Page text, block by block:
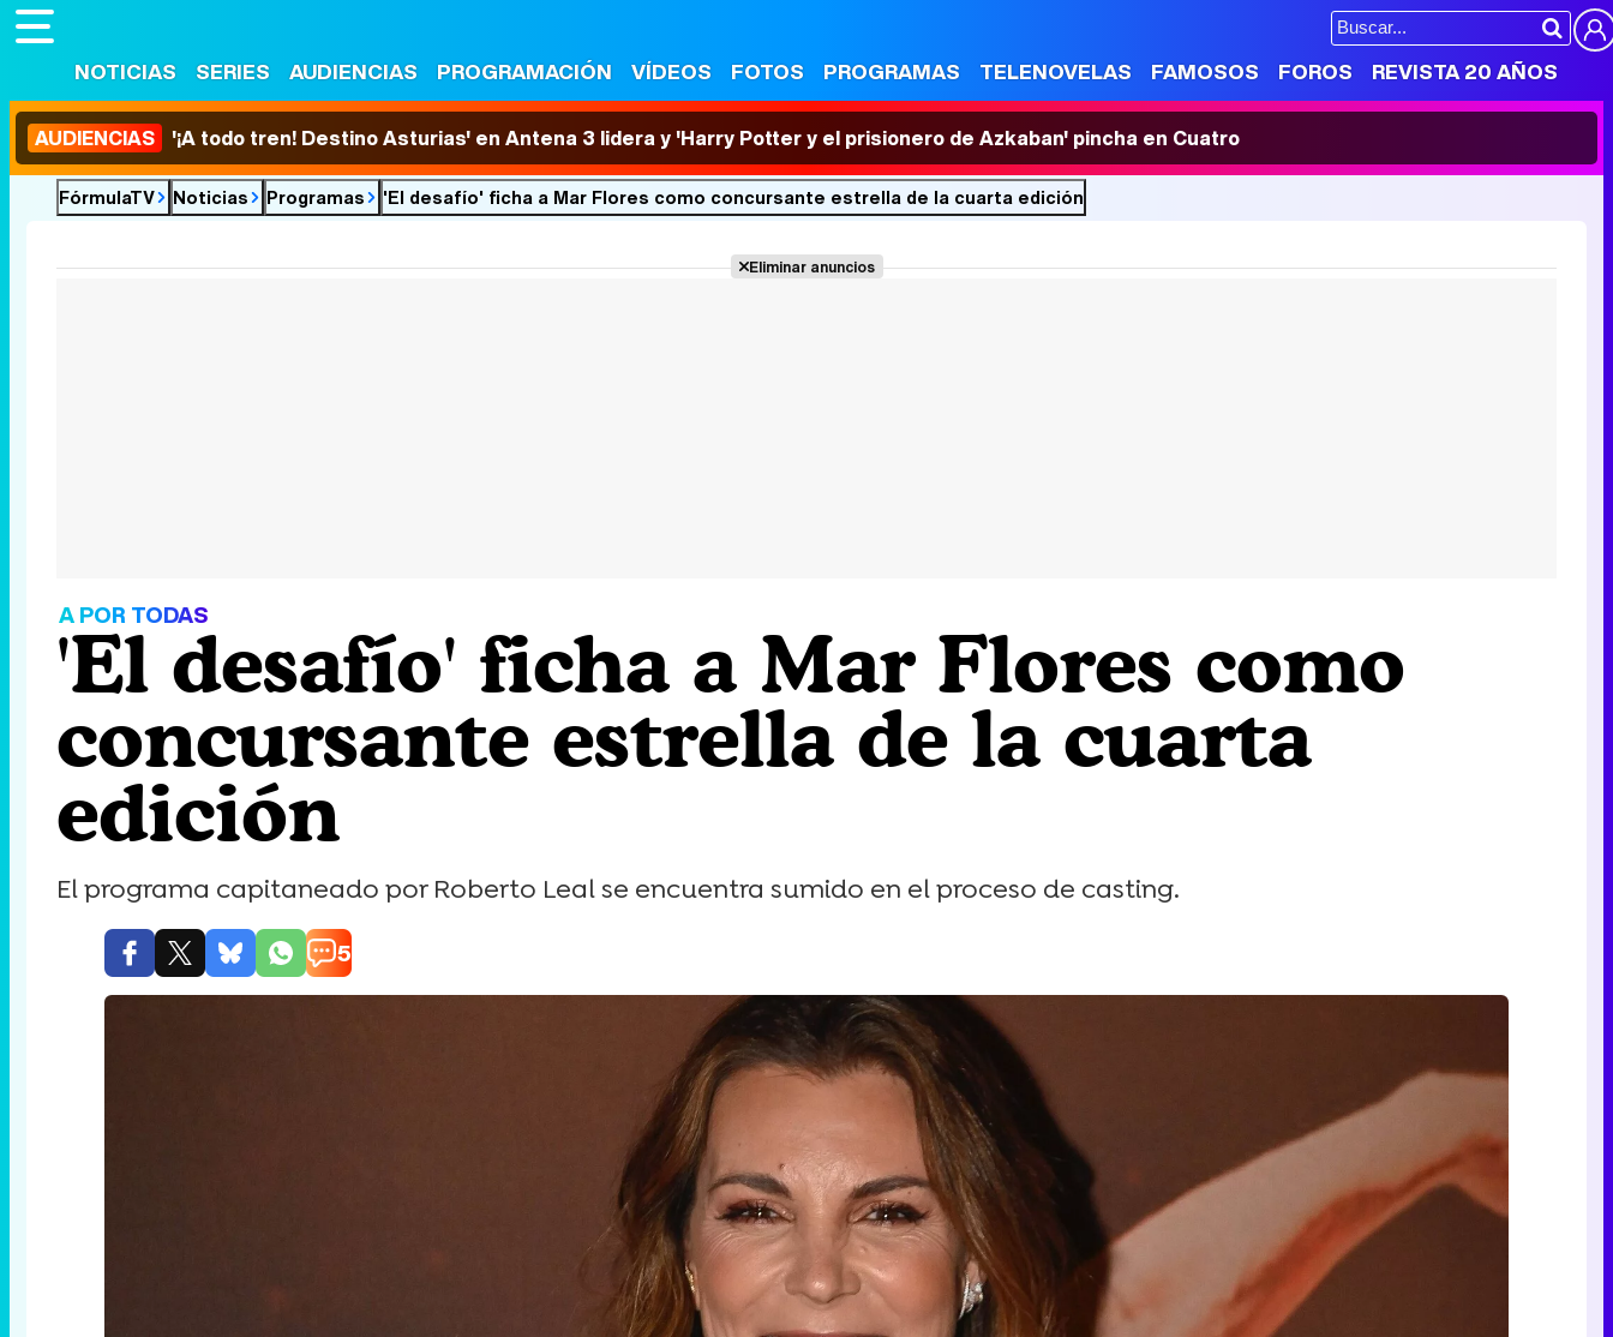
NOTICIAS SERIES AUDIENCIAS PROGRAMACIÓN VÍDEOS FOTOS PROGRAMAS TELENOVELAS FAMOSOS FOROS REVISTA 20 AÑOS
AUDIENCIAS '¡A todo tren! Destino Asturias' en Antena 3 lidera y 'Harry Potter y el prisionero de Azkaban' pincha en Cuatro
FórmulaTV Noticias Programas 'El desafío' ficha a Mar Flores como concursante estrella de la cuarta edición
Eliminar anuncios
A POR TODAS
'El desafío' ficha a Mar Flores como
concursante estrella de la cuarta
edición
El programa capitaneado por Roberto Leal se encuentra sumido en el proceso de casting.
5